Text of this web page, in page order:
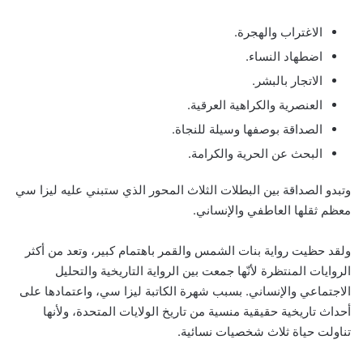
الاغتراب والهجرة.
اضطهاد النساء.
الاتجار بالبشر.
العنصرية والكراهية العرقية.
الصداقة بوصفها وسيلة للنجاة.
البحث عن الحرية والكرامة.
وتبدو الصداقة بين البطلات الثلاث المحور الذي ستبني عليه ليزا سي
معظم ثقلها العاطفي والإنساني.
ولقد حظيت رواية بنات الشمس والقمر باهتمام كبير، وتعد من أكثر
الروايات المنتظرة لأنّها جمعت بين الرواية التاريخية والتحليل
الاجتماعي والإنساني. بسبب شهرة الكاتبة ليزا سي، واعتمادها على
أحداث تاريخية حقيقية منسية من تاريخ الولايات المتحدة، ولأنها
تناولت حياة ثلاث شخصيات نسائية.